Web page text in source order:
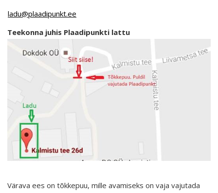
ladu@plaadipunkt.ee
Teekonna juhis Plaadipunkti lattu
Värava ees on tõkkepuu, mille avamiseks on vaja vajutada